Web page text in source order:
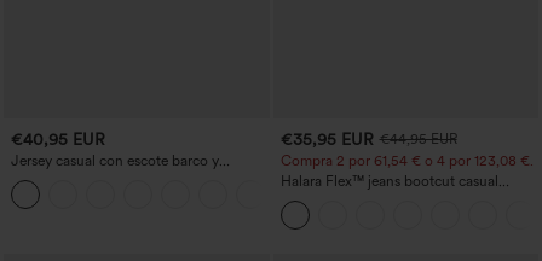
€40,95 EUR
Jersey casual con escote barco y
mangas murciélago
+1
€35,95 EUR €44,95 EUR
Compra 2 por 61,54 € o 4 por 123,08 €.
Halara Flex™ jeans bootcut casual
lavados, de talle alto y con bolsillos